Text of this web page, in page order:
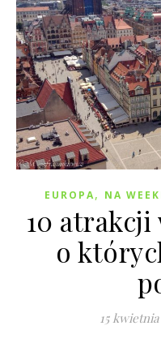
EUROPA, NA
10 atrakcji
o
15 kwietnia